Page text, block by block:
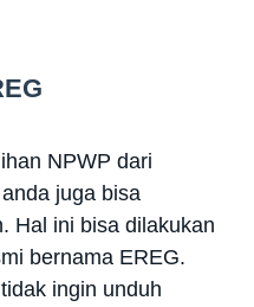
NPWP dari
juga bisa
Hal ini bisa dilakukan
bernama EREG.
ingin unduh